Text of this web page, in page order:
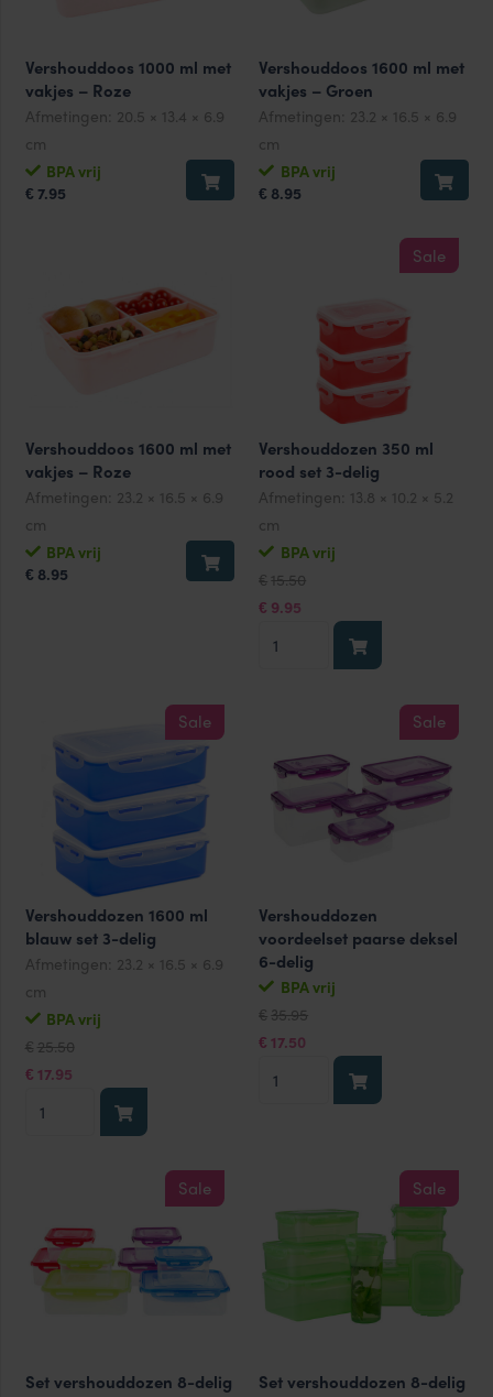
Vershouddoos 1000 ml met
vakjes – Roze
Afmetingen: 20.5 × 13.4 × 6.9
cm
BPA vrij
€ 7.95
Vershouddoos 1600 ml met
vakjes – Groen
Afmetingen: 23.2 × 16.5 × 6.9
cm
BPA vrij
€ 8.95
Vershouddoos 1600 ml met
vakjes – Roze
Afmetingen: 23.2 × 16.5 × 6.9
cm
BPA vrij
€ 8.95
Sale
Vershouddozen 350 ml
rood set 3-delig
Afmetingen:
13.8 × 10.2 × 5.2
cm
BPA vrij
€ 15.50
Oorspronkelijke
prijs
was:
€ 9.95
Huidige
prijs
is:
Vershouddozen
3-
delig
Sale
Vershouddozen 1600 ml
blauw set 3-delig
Afmetingen: 23.2 × 16.5 × 6.9
cm
BPA vrij
€ 25.50
Oorspronkelijke
prijs
was:
€ 17.95
Huidige
prijs
is:
Vershouddozen
delig
aantal
Sale
Vershouddozen
voordeelset paarse deksel
6-delig
BPA vrij
€ 35.95
Oorspronkelijke
prijs
was:
€ 17.50
Huidige
prijs
is:
Vershouddozen
delig
Sale
Set vershouddozen 8-delig
Sale
Set vershouddozen 8-delig